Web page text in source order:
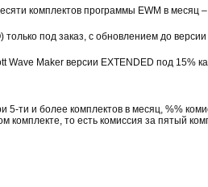
комплектов программы EWM в месяц
только под заказ, с обновлением до
Wave Maker версии EXTENDED под 15%
5-ти и более комплектов в месяц, %%
комплекте, то есть комиссия за пятый